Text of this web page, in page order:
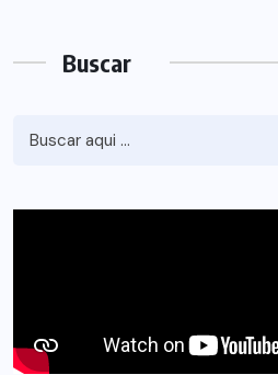
Buscar